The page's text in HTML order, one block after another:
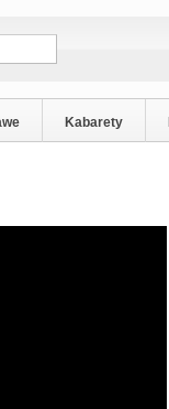
Kabarety